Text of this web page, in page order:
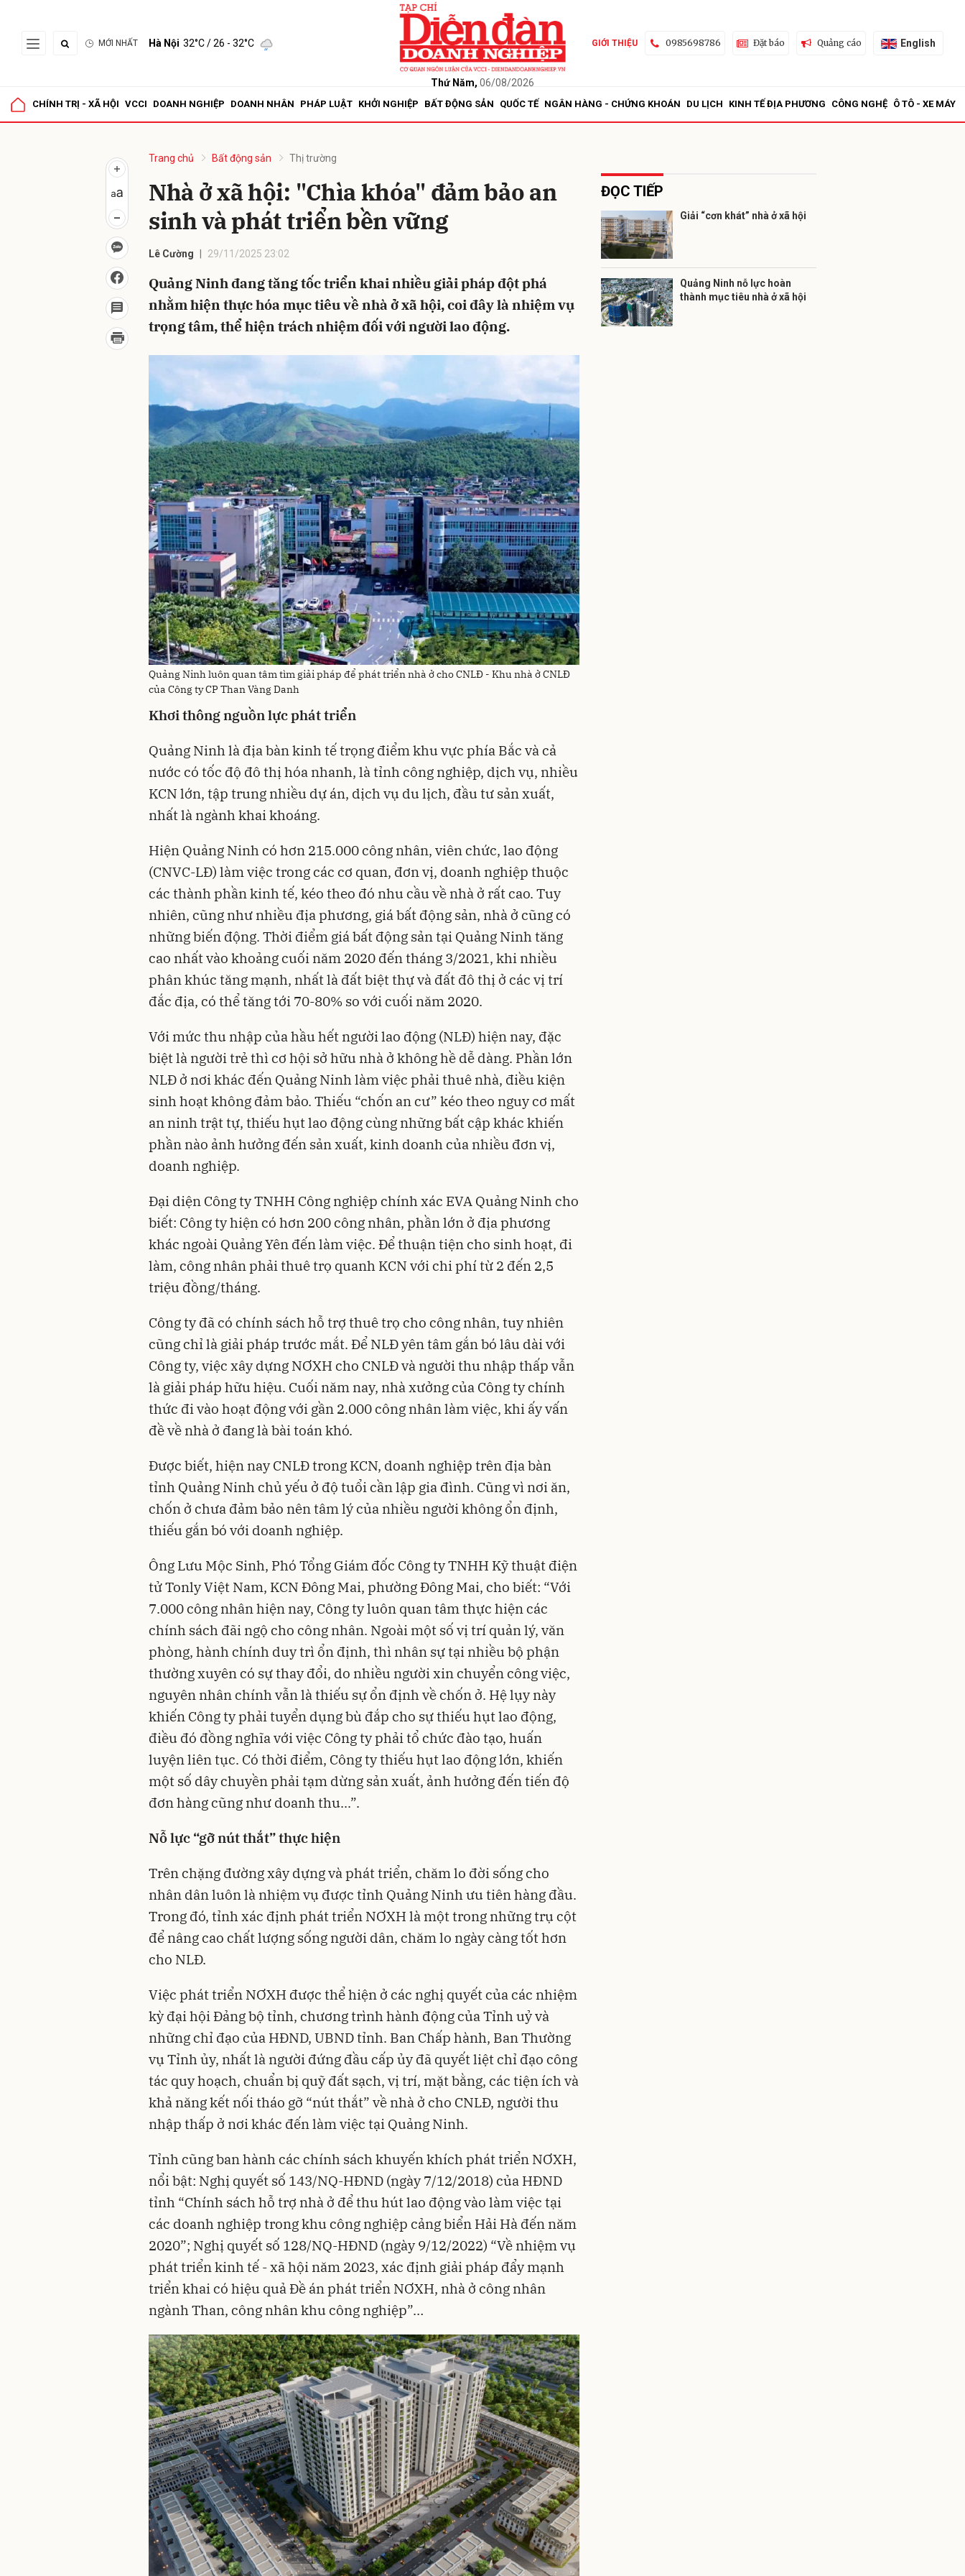
MỚI NHẤT Hà Nội 32°C/ 26 - 32°C
Thứ Năm, 06/08/2026
GIỚI THIỆU 0985698786 Đặt báo Quảng cáo English
CHÍNH TRỊ - XÃ HỘI VCCI DOANH NGHIỆP DOANH NHÂN PHÁP LUẬT KHỞI NGHIỆP BẤT ĐỘNG SẢN QUỐC TẾ NGÂN HÀNG - CHỨNG KHOÁN DU LỊCH KINH TẾ ĐỊA PHƯƠNG CÔNG NGHỆ Ô TÔ - XE MÁY
Trang chủ Bất động sản Thị trường
Nhà ở xã hội: "Chìa khóa" đảm bảo an
sinh và phát triển bền vững
Lê Cường 29/11/2025 23:02
Quảng Ninh đang tăng tốc triển khai nhiều giải pháp đột phá
nhằm hiện thực hóa mục tiêu về nhà ở xã hội, coi đây là nhiệm vụ
trọng tâm, thể hiện trách nhiệm đối với người lao động.
Quảng Ninh luôn quan tâm tìm giải pháp để phát triển nhà ở cho CNLĐ - Khu nhà ở CNLĐ
của Công ty CP Than Vàng Danh
Khơi thông nguồn lực phát triển
Quảng Ninh là địa bàn kinh tế trọng điểm khu vực phía Bắc và cả
nước có tốc độ đô thị hóa nhanh, là tỉnh công nghiệp, dịch vụ, nhiều
KCN lớn, tập trung nhiều dự án, dịch vụ du lịch, đầu tư sản xuất,
nhất là ngành khai khoáng.
Hiện Quảng Ninh có hơn 215.000 công nhân, viên chức, lao động
(CNVC-LĐ) làm việc trong các cơ quan, đơn vị, doanh nghiệp thuộc
các thành phần kinh tế, kéo theo đó nhu cầu về nhà ở rất cao. Tuy
nhiên, cũng như nhiều địa phương, giá bất động sản, nhà ở cũng có
những biến động. Thời điểm giá bất động sản tại Quảng Ninh tăng
cao nhất vào khoảng cuối năm 2020 đến tháng 3/2021, khi nhiều
phân khúc tăng mạnh, nhất là đất biệt thự và đất đô thị ở các vị trí
đắc địa, có thể tăng tới 70-80% so với cuối năm 2020.
Với mức thu nhập của hầu hết người lao động (NLĐ) hiện nay, đặc
biệt là người trẻ thì cơ hội sở hữu nhà ở không hề dễ dàng. Phần lớn
NLĐ ở nơi khác đến Quảng Ninh làm việc phải thuê nhà, điều kiện
sinh hoạt không đảm bảo. Thiếu “chốn an cư” kéo theo nguy cơ mất
an ninh trật tự, thiếu hụt lao động cùng những bất cập khác khiến
phần nào ảnh hưởng đến sản xuất, kinh doanh của nhiều đơn vị,
doanh nghiệp.
Đại diện Công ty TNHH Công nghiệp chính xác EVA Quảng Ninh cho
biết: Công ty hiện có hơn 200 công nhân, phần lớn ở địa phương
khác ngoài Quảng Yên đến làm việc. Để thuận tiện cho sinh hoạt, đi
làm, công nhân phải thuê trọ quanh KCN với chi phí từ 2 đến 2,5
triệu đồng/tháng.
Công ty đã có chính sách hỗ trợ thuê trọ cho công nhân, tuy nhiên
cũng chỉ là giải pháp trước mắt. Để NLĐ yên tâm gắn bó lâu dài với
Công ty, việc xây dựng NƠXH cho CNLĐ và người thu nhập thấp vẫn
là giải pháp hữu hiệu. Cuối năm nay, nhà xưởng của Công ty chính
thức đi vào hoạt động với gần 2.000 công nhân làm việc, khi ấy vấn
đề về nhà ở đang là bài toán khó.
Được biết, hiện nay CNLĐ trong KCN, doanh nghiệp trên địa bàn
tỉnh Quảng Ninh chủ yếu ở độ tuổi cần lập gia đình. Cũng vì nơi ăn,
chốn ở chưa đảm bảo nên tâm lý của nhiều người không ổn định,
thiếu gắn bó với doanh nghiệp.
Ông Lưu Mộc Sinh, Phó Tổng Giám đốc Công ty TNHH Kỹ thuật điện
tử Tonly Việt Nam, KCN Đông Mai, phường Đông Mai, cho biết: “Với
7.000 công nhân hiện nay, Công ty luôn quan tâm thực hiện các
chính sách đãi ngộ cho công nhân. Ngoài một số vị trí quản lý, văn
phòng, hành chính duy trì ổn định, thì nhân sự tại nhiều bộ phận
thường xuyên có sự thay đổi, do nhiều người xin chuyển công việc,
nguyên nhân chính vẫn là thiếu sự ổn định về chốn ở. Hệ lụy này
khiến Công ty phải tuyển dụng bù đắp cho sự thiếu hụt lao động,
điều đó đồng nghĩa với việc Công ty phải tổ chức đào tạo, huấn
luyện liên tục. Có thời điểm, Công ty thiếu hụt lao động lớn, khiến
một số dây chuyền phải tạm dừng sản xuất, ảnh hưởng đến tiến độ
đơn hàng cũng như doanh thu...”.
Nỗ lực “gỡ nút thắt” thực hiện
Trên chặng đường xây dựng và phát triển, chăm lo đời sống cho
nhân dân luôn là nhiệm vụ được tỉnh Quảng Ninh ưu tiên hàng đầu.
Trong đó, tỉnh xác định phát triển NƠXH là một trong những trụ cột
để nâng cao chất lượng sống người dân, chăm lo ngày càng tốt hơn
cho NLĐ.
Việc phát triển NƠXH được thể hiện ở các nghị quyết của các nhiệm
kỳ đại hội Đảng bộ tỉnh, chương trình hành động của Tỉnh uỷ và
những chỉ đạo của HĐND, UBND tỉnh. Ban Chấp hành, Ban Thường
vụ Tỉnh ủy, nhất là người đứng đầu cấp ủy đã quyết liệt chỉ đạo công
tác quy hoạch, chuẩn bị quỹ đất sạch, vị trí, mặt bằng, các tiện ích và
khả năng kết nối tháo gỡ “nút thắt” về nhà ở cho CNLĐ, người thu
nhập thấp ở nơi khác đến làm việc tại Quảng Ninh.
Tỉnh cũng ban hành các chính sách khuyến khích phát triển NƠXH,
nổi bật: Nghị quyết số 143/NQ-HĐND (ngày 7/12/2018) của HĐND
tỉnh “Chính sách hỗ trợ nhà ở để thu hút lao động vào làm việc tại
các doanh nghiệp trong khu công nghiệp cảng biển Hải Hà đến năm
2020”; Nghị quyết số 128/NQ-HĐND (ngày 9/12/2022) “Về nhiệm vụ
phát triển kinh tế - xã hội năm 2023, xác định giải pháp đẩy mạnh
triển khai có hiệu quả Đề án phát triển NƠXH, nhà ở công nhân
ngành Than, công nhân khu công nghiệp”…
ĐỌC TIẾP
Giải “cơn khát” nhà ở xã hội
Quảng Ninh nỗ lực hoàn
thành mục tiêu nhà ở xã hội
Gửi